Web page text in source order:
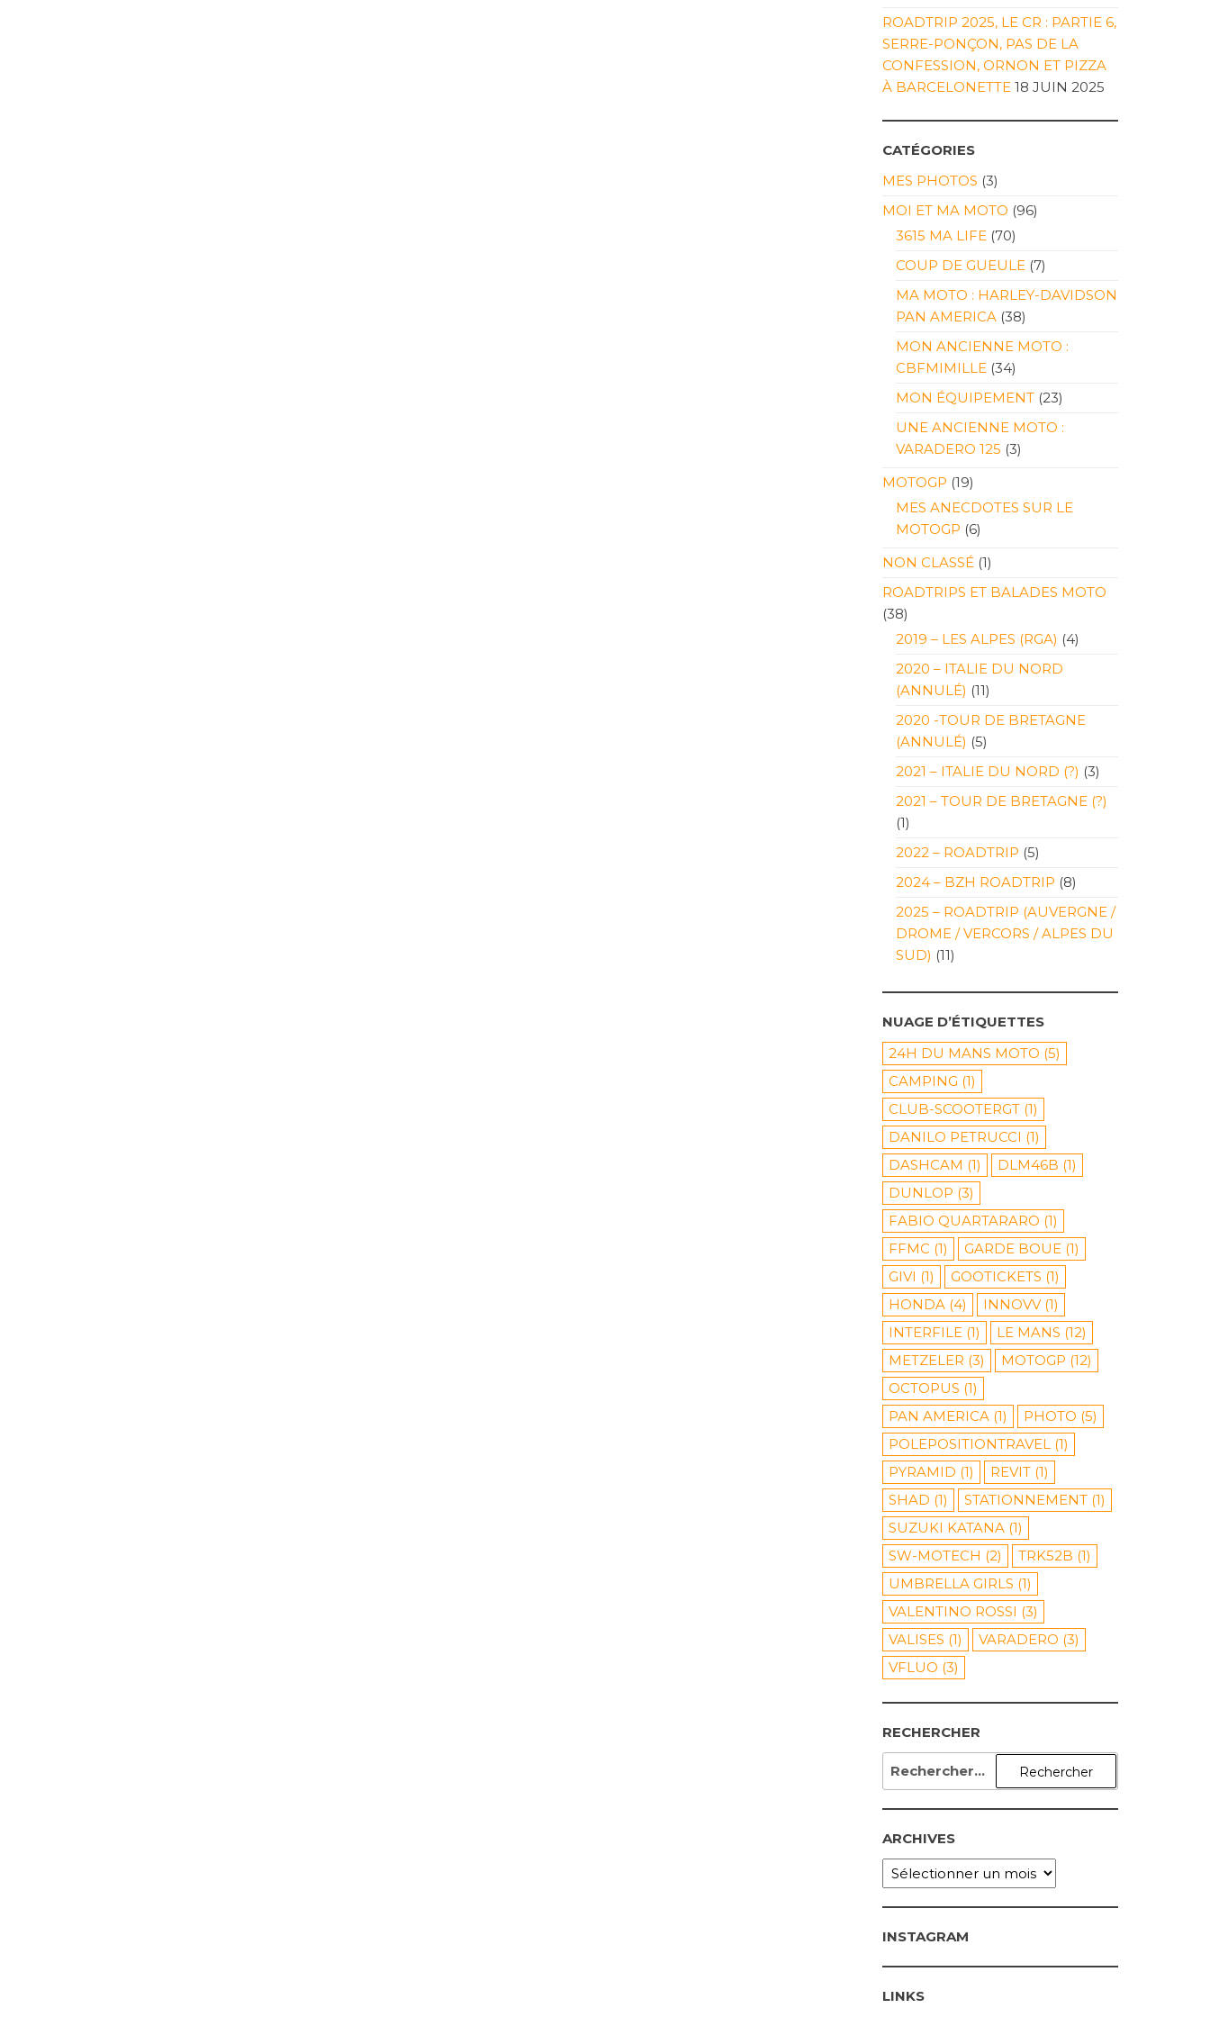
ROADTRIP 2025, LE CR : PARTIE 6,
SERRE-PONÇON, PAS DE LA
CONFESSION, ORNON ET PIZZA
À BARCELONETTE 18 JUIN 2025
CATÉGORIES
MES PHOTOS (3)
MOI ET MA MOTO (96)
3615 MA LIFE(70)
COUP DE GUEULE(7)
MA MOTO : HARLEY-DAVIDSON
PAN AMERICA(38)
MON ANCIENNE MOTO :
CBFMIMILLE(34)
MON ÉQUIPEMENT(23)
UNE ANCIENNE MOTO :
VARADERO 125 (3)
MOTOGP (19)
MES ANECDOTES SUR LE
MOTOGP (6)
NON CLASSÉ(1)
ROADTRIPS ET BALADES MOTO
(38)
2019 – LES ALPES (RGA) (4)
2020 – ITALIE DU NORD
(ANNULÉ) (11)
2020 -TOUR DE BRETAGNE
(ANNULÉ) (5)
2021 – ITALIE DU NORD (?) (3)
2021 – TOUR DE BRETAGNE (?)
(1)
2022 – ROADTRIP (5)
2024 – BZH ROADTRIP (8)
2025 – ROADTRIP (AUVERGNE /
DROME / VERCORS / ALPES DU
SUD) (11)
NUAGE D’ÉTIQUETTES
24H DU MANS MOTO (5)
CAMPING (1)
CLUB-SCOOTERGT(1)
DANILO PETRUCCI (1)
DASHCAM (1) DLM46B (1)
DUNLOP (3)
FABIO QUARTARARO (1)
FFMC (1) GARDE BOUE(1)
GIVI (1) GOOTICKETS (1)
HONDA(4) INNOVV(1)
INTERFILE(1) LE MANS (12)
METZELER (3) MOTOGP (12)
OCTOPUS (1)
PAN AMERICA(1) PHOTO (5)
POLEPOSITIONTRAVEL(1)
PYRAMID (1) REVIT(1)
SHAD (1) STATIONNEMENT(1)
SUZUKI KATANA(1)
SW-MOTECH (2) TRK52B (1)
UMBRELLA GIRLS (1)
VALENTINO ROSSI (3)
VALISES (1) VARADERO (3)
VFLUO (3)
RECHERCHER
RECHERCHER :
ARCHIVES
ARCHIVES
INSTAGRAM
LINKS